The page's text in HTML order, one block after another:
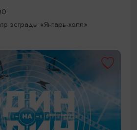
эстрады «Янтарь-холл»